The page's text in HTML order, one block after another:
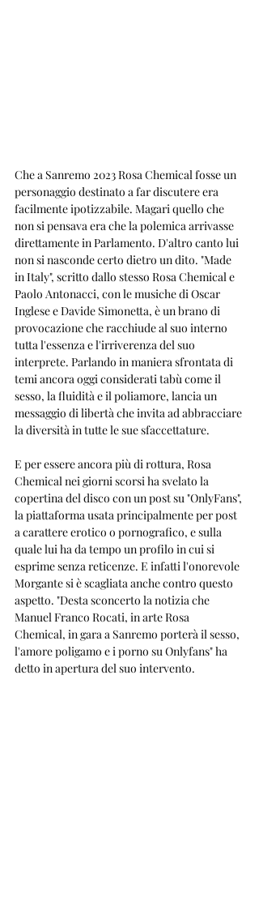
Che a Sanremo 2023 Rosa Chemical fosse un
personaggio destinato a far discutere era
facilmente ipotizzabile. Magari quello che
non si pensava era che la polemica arrivasse
direttamente in Parlamento. D'altro canto lui
non si nasconde certo dietro un dito. "Made
in Italy", scritto dallo stesso Rosa Chemical e
Paolo Antonacci, con le musiche di Oscar
Inglese e Davide Simonetta, è un brano di
provocazione che racchiude al suo interno
tutta l'essenza e l'irriverenza del suo
interprete. Parlando in maniera sfrontata di
temi ancora oggi considerati tabù come il
sesso, la fluidità e il poliamore, lancia un
messaggio di libertà che invita ad abbracciare
la diversità in tutte le sue sfaccettature.
E per essere ancora più di rottura, Rosa
Chemical nei giorni scorsi ha svelato la
copertina del disco con un post su "OnlyFans",
la piattaforma usata principalmente per post
a carattere erotico o pornografico, e sulla
quale lui ha da tempo un profilo in cui si
esprime senza reticenze. E infatti l'onorevole
Morgante si è scagliata anche contro questo
aspetto. "Desta sconcerto la notizia che
Manuel Franco Rocati, in arte Rosa
Chemical, in gara a Sanremo porterà il sesso,
l'amore poligamo e i porno su Onlyfans" ha
detto in apertura del suo intervento.